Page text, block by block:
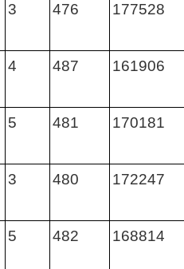
3 476 177528
4 487 161906
5 481 170181
3 480 172247
5 482 168814